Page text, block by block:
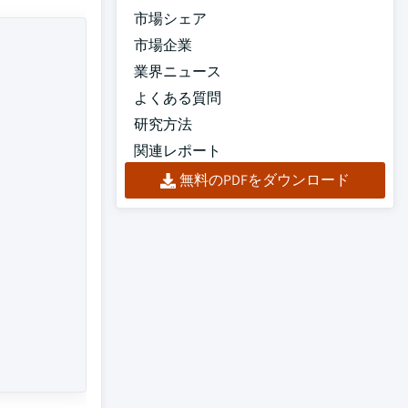
市場シェア
市場企業
業界ニュース
よくある質問
研究方法
関連レポート
無料のPDFをダウンロード